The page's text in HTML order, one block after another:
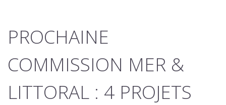
PROCHAINE
COMMISSION MER &
LITTORAL : 4 PROJETS